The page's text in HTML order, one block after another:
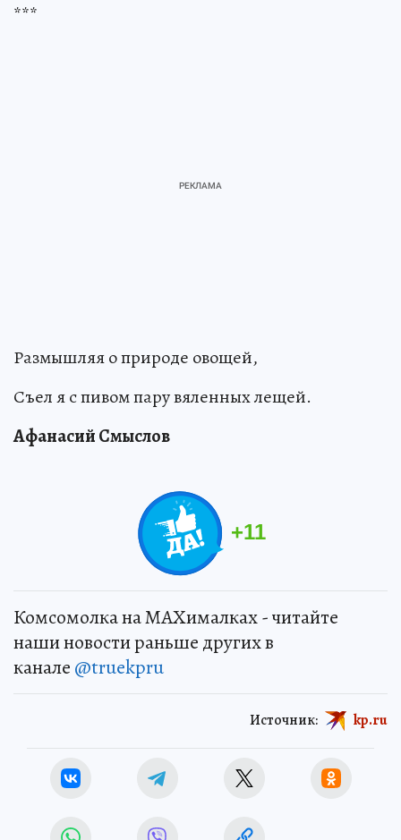
***
Размышляя о природе овощей,
Съел я с пивом пару вяленных лещей.
Афанасий Смыслов
+11
Комсомолка на MAXималках - читайте
наши новости раньше других в
канале @truekpru
Источник: kp.ru